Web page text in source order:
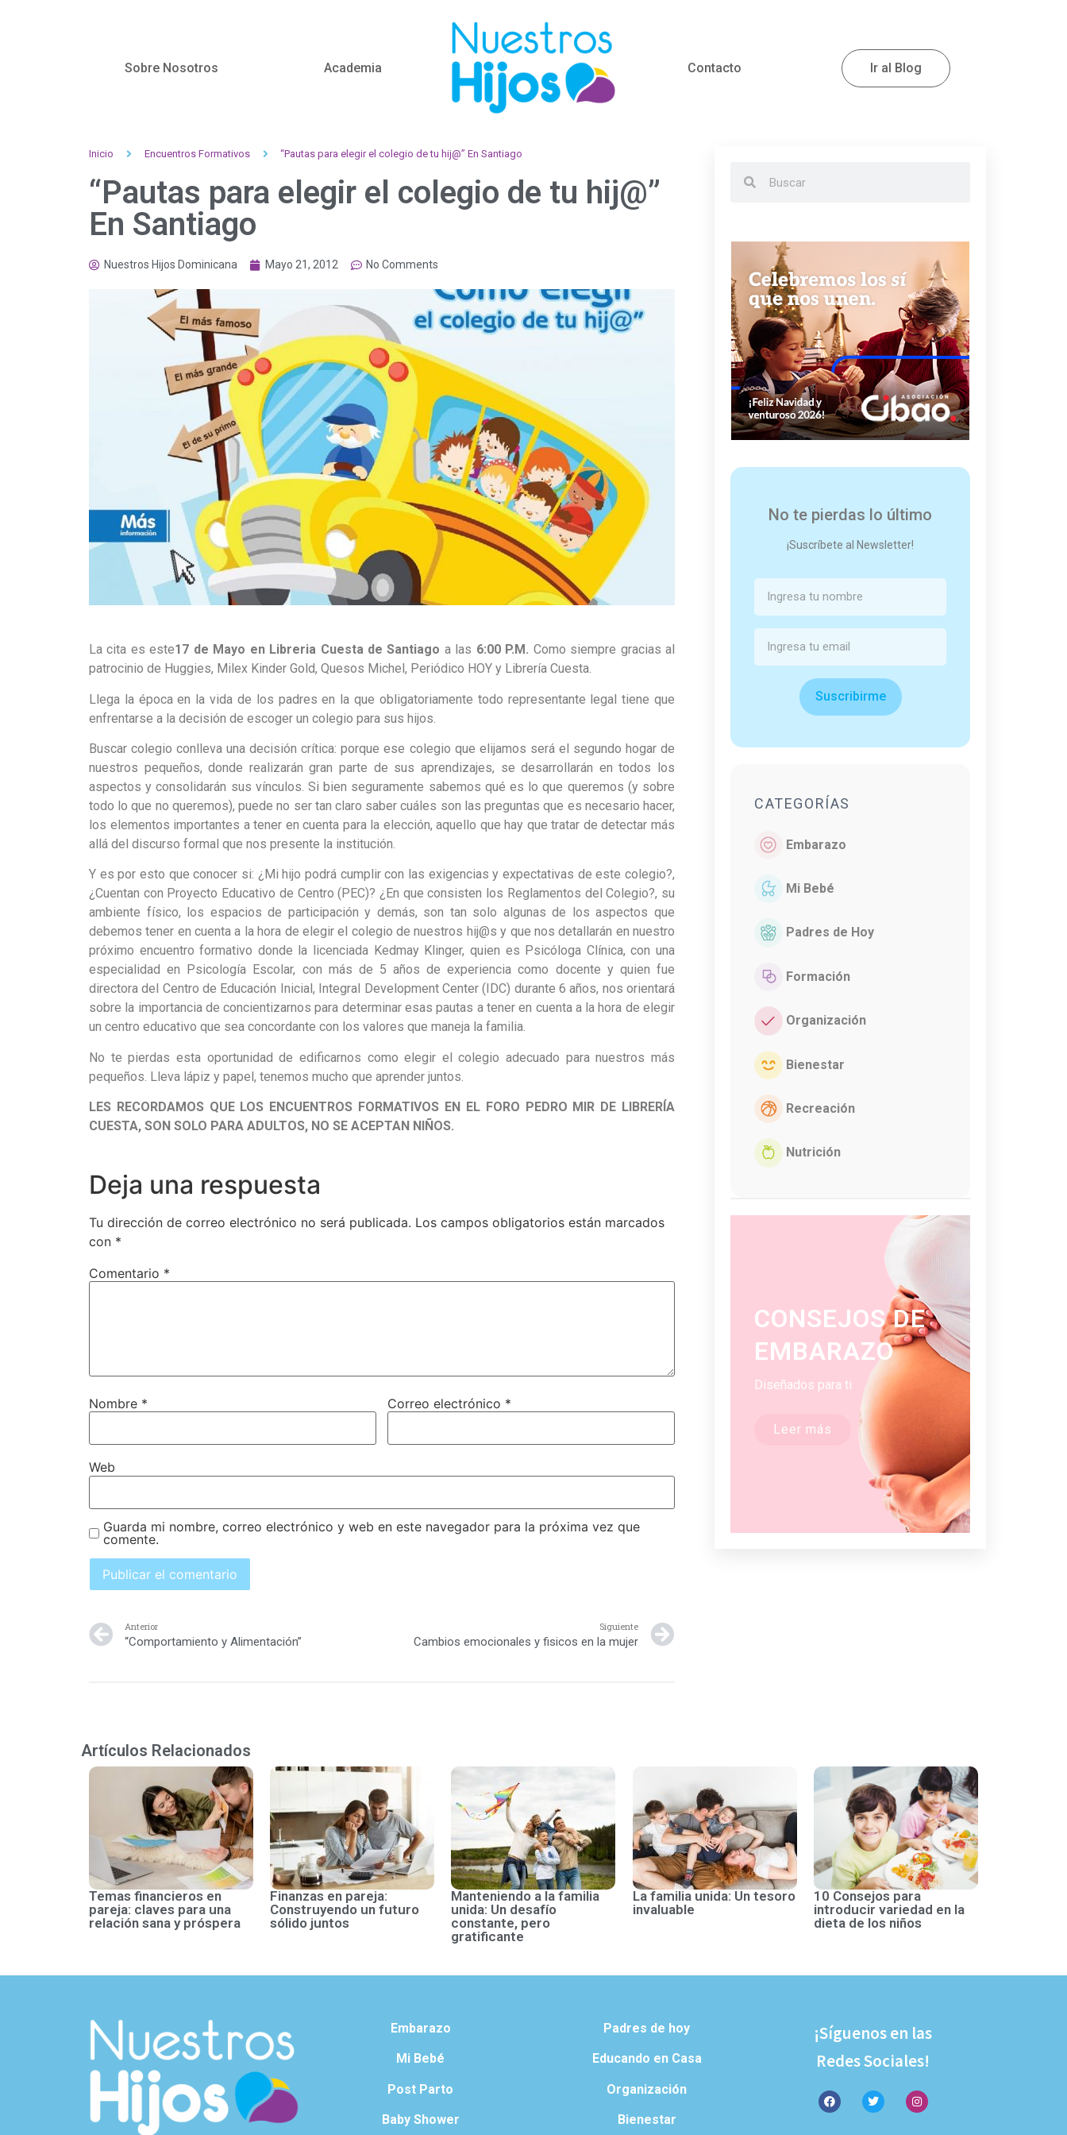
Sobre Nosotros Academia Contacto Ir al Blog
Inicio Encuentros Formativos “Pautas para elegir el colegio de tu hij@” En Santiago
“Pautas para elegir el colegio de tu hij@”
En Santiago
Nuestros Hijos Dominicana Mayo 21, 2012 No Comments
La cita es este17 de Mayo en Libreria Cuesta de Santiago a las 6:00 P.M. Como siempre gracias al
patrocinio de Huggies, Milex Kinder Gold, Quesos Michel, Periódico HOY y Librería Cuesta.
Llega la época en la vida de los padres en la que obligatoriamente todo representante legal tiene que
enfrentarse a la decisión de escoger un colegio para sus hijos.
Buscar colegio conlleva una decisión crítica: porque ese colegio que elijamos será el segundo hogar de
nuestros pequeños, donde realizarán gran parte de sus aprendizajes, se desarrollarán en todos los
aspectos y consolidarán sus vínculos. Si bien seguramente sabemos qué es lo que queremos (y sobre
todo lo que no queremos), puede no ser tan claro saber cuáles son las preguntas que es necesario hacer,
los elementos importantes a tener en cuenta para la elección, aquello que hay que tratar de detectar más
allá del discurso formal que nos presente la institución.
Y es por esto que conocer si: ¿Mi hijo podrá cumplir con las exigencias y expectativas de este colegio?,
¿Cuentan con Proyecto Educativo de Centro (PEC)? ¿En que consisten los Reglamentos del Colegio?, su
ambiente físico, los espacios de participación y demás, son tan solo algunas de los aspectos que
debemos tener en cuenta a la hora de elegir el colegio de nuestros hij@s y que nos detallarán en nuestro
próximo encuentro formativo donde la licenciada Kedmay Klinger, quien es Psicóloga Clínica, con una
especialidad en Psicología Escolar, con más de 5 años de experiencia como docente y quien fue
directora del Centro de Educación Inicial, Integral Development Center (IDC) durante 6 años, nos orientará
sobre la importancia de concientizarnos para determinar esas pautas a tener en cuenta a la hora de elegir
un centro educativo que sea concordante con los valores que maneja la familia.
No te pierdas esta oportunidad de edificarnos como elegir el colegio adecuado para nuestros más
pequeños. Lleva lápiz y papel, tenemos mucho que aprender juntos.
LES RECORDAMOS QUE LOS ENCUENTROS FORMATIVOS EN EL FORO PEDRO MIR DE LIBRERÍA
CUESTA, SON SOLO PARA ADULTOS, NO SE ACEPTAN NIÑOS.
Deja una respuesta
Tu dirección de correo electrónico no será publicada. Los campos obligatorios están marcados
con *
Comentario *
Nombre * Correo electrónico *
Web
Guarda mi nombre, correo electrónico y web en este navegador para la próxima vez que
comente.
Anterior
“Comportamiento y Alimentación”
Siguiente
Cambios emocionales y fisicos en la mujer
No te pierdas lo último
¡Suscríbete al Newsletter!
Suscribirme
CATEGORÍAS
Embarazo
Mi Bebé
Padres de Hoy
Formación
Organización
Bienestar
Recreación
Nutrición
CONSEJOS DE
EMBARAZO
Diseñados para ti
Leer más
Artículos Relacionados
Temas financieros en
pareja: claves para una
relación sana y próspera
Finanzas en pareja:
Construyendo un futuro
sólido juntos
Manteniendo a la familia
unida: Un desafío
constante, pero
gratificante
La familia unida: Un tesoro
invaluable
10 Consejos para
introducir variedad en la
dieta de los niños
Embarazo
Mi Bebé
Post Parto
Baby Shower
Padres de hoy
Educando en Casa
Organización
Bienestar
¡Síguenos en las
Redes Sociales!